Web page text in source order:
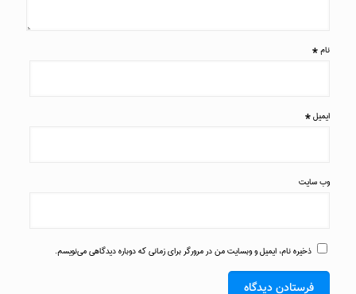
نام*
ایمیل*
وب‌ سایت
ذخیره نام، ایمیل و وبسایت من در مرورگر برای زمانی که دوباره دیدگاهی می‌نویسم.